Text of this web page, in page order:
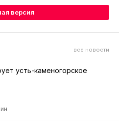
версия
все новости
усть-каменогорское